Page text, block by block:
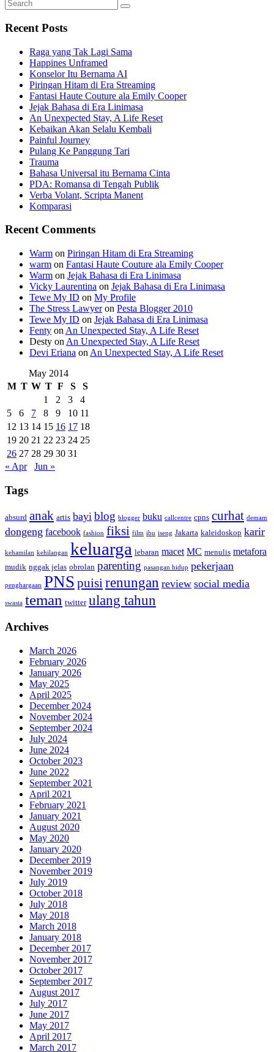
for:
Search
Recent Posts
Raga yang Tak Lagi Sama
Happines Unframed
Konselor Itu Bernama AI
Piringan Hitam di Era Streaming
Fantasi Haute Couture ala Emily Cooper
Jejak Bahasa di Era Linimasa
An Unexpected Stay, A Life Reset
Kebaikan Akan Selalu Kembali
Painful Journey
Pulang Ke Panggung Tari
Trauma
Bahasa Universal itu Bernama Cinta
PDA: Romansa di Tengah Publik
Verba Volant, Scripta Manent
Komparasi
Recent Comments
Warm on Piringan Hitam di Era Streaming
warm on Fantasi Haute Couture ala Emily Cooper
Warm on Jejak Bahasa di Era Linimasa
Vicky Laurentina on Jejak Bahasa di Era Linimasa
Tewe My ID on My Profile
The Stress Lawyeron Pesta Blogger 2010
Tewe My ID on Jejak Bahasa di Era Linimasa
Fenty on An Unexpected Stay, A Life Reset
Desty on An Unexpected Stay, A Life Reset
Devi Eriana on An Unexpected Stay, A Life Reset
May 2014
M T W T F S
S
1
2 3
4
5
6 7 8 9 10 11
12 13 14 15 16 17 18
19 20 21 22 23 24 25
26 27 28 29 30 31
« Apr
Jun »
Tags
absurd anak artis bayi blog blogger buku callcentre cpns curhat demam
dongeng facebook fashion fiksi film ibu iseng Jakarta kaleidoskop karir
kehamilan kehilangan keluarga lebaran macet MC menulis metafora
mudik nggak jelas obrolan parenting pasangan hidup pekerjaan
penghargaan PNS puisirenungan review social media
swasta teman twitter ulang tahun
Archives
March 2026
February 2026
January 2026
May 2025
April 2025
December 2024
November 2024
September 2024
July 2024
June 2024
October 2023
June 2022
September 2021
April 2021
February 2021
January 2021
August 2020
May 2020
January 2020
December 2019
November 2019
July 2019
October 2018
July 2018
May 2018
March 2018
January 2018
December 2017
November 2017
October 2017
September 2017
August 2017
July 2017
June 2017
May 2017
April 2017
March 2017